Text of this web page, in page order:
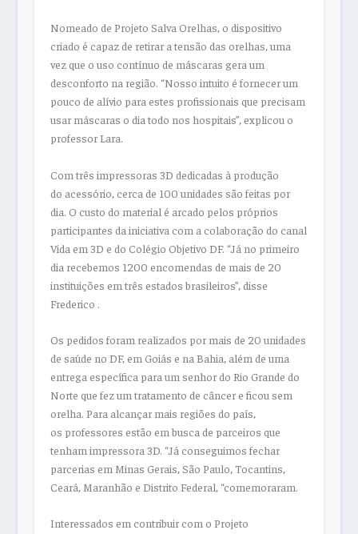
Nomeado de Projeto Salva Orelhas, o dispositivo
criado é capaz de retirar atensão das orelhas, uma
vez que o uso contínuo de máscaras gera um
desconforto na região. “Nosso intuito é fornecer um
pouco de alívio para estes profissionais que precisam
usar máscaras o dia todo nos hospitais”, explicou o
professor Lara.
Com três impressoras 3D dedicadas à produção
do acessório , cerca de 100 unidades são feitas por
dia. O custo do material é arcado pelos próprios
participantes da iniciativa com a colaboração do canal
Vida em 3D e do Colégio Objetivo DF. “Já no primeiro
dia recebemos 1200 encomendas de mais de 20
instituições em três estados brasileiros”, disse
Frederico .
Os pedidos foram realizados por mais de 20 unidades
de saúde no DF, em Goiás e na Bahia, além de uma
entrega específica paraum senhor do Rio Grande do
Norte que fez um tratamento de câncer e ficou sem
orelha. Para alcançar mais regiões do país,
os professores estão em busca de parceiros que
tenham impressora 3D. “Já conseguimos fechar
parcerias em Minas Gerais, São Paulo, Tocantins,
Ceará, Maranhão e Distrito Federal, “comemoraram.
Interessados em contribuir com o Projeto